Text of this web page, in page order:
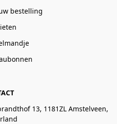
bestelling
13, 1181ZL Amstelveen,